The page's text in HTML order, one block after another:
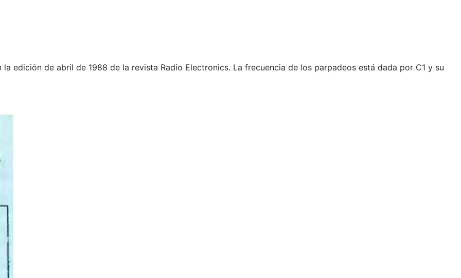
edición de abril de 1988 de la revista Radio Electronics. La frecuencia de los parpadeos está dada por C1 y su